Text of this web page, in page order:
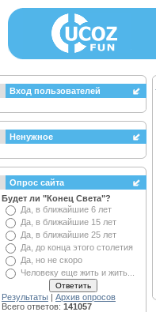
Вход пользователей
Ненужное
Опрос сайта
Будет ли "Конец Света"?
Да, в ближайшие 6 лет
Да, в ближайшие 15 лет
Да, в ближайшие 25 лет
Да, до конца этого столетия
Да, но не скоро
Человеку еще жить и жить...
Результаты | Архив опросов
Всего ответов: 141057